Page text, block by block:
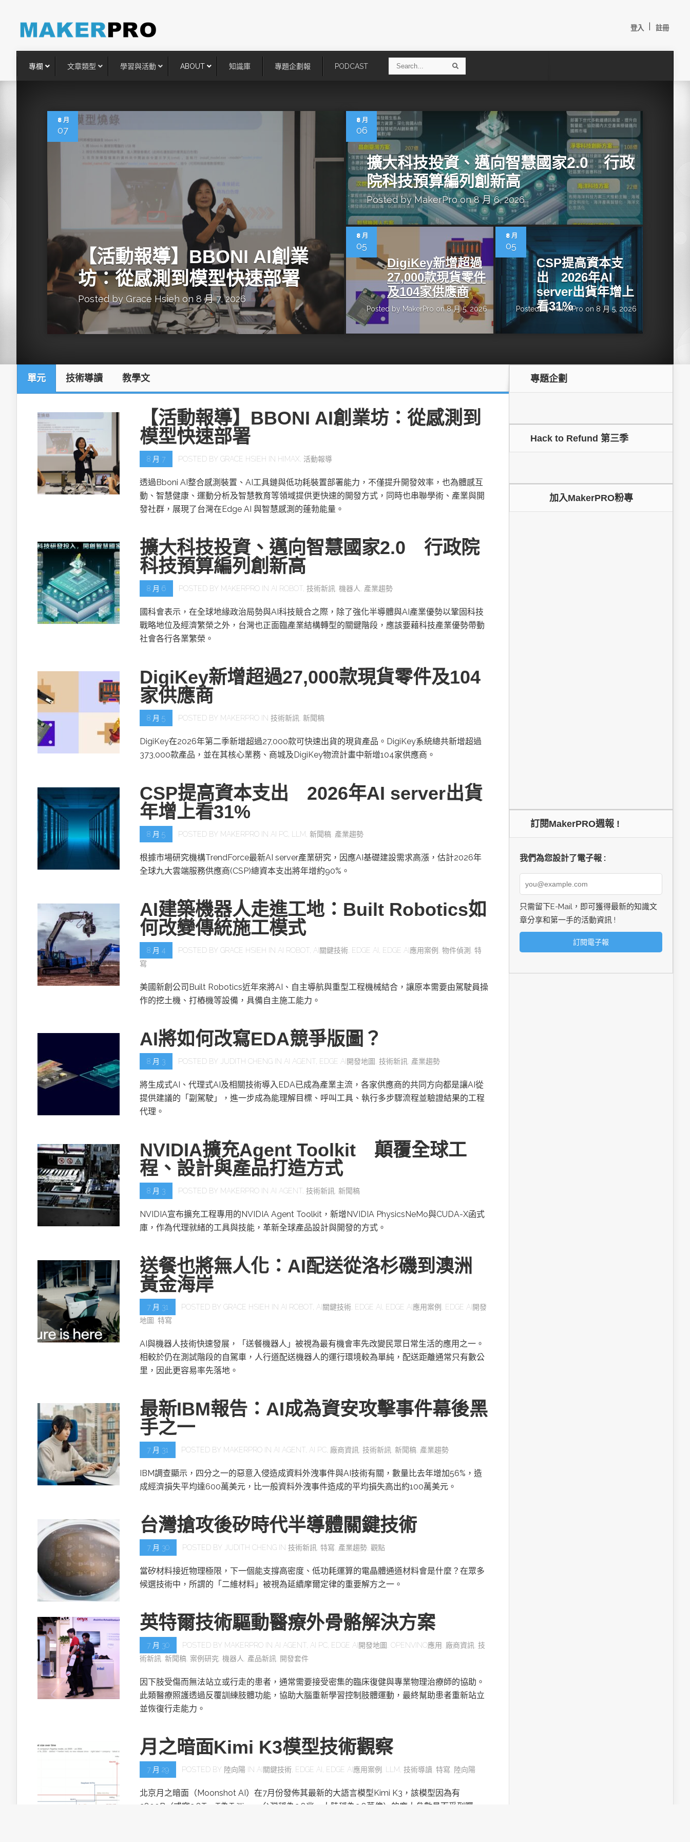
登入 註冊
專欄
英特爾技術驅動醫療外骨骼解決方案
【活動報導】Intel攜手生態系夥伴分享Edge AI機器
人應用部署實戰經驗
器人的關鍵
OpenVINO×ExecuTorch：解鎖英特爾架構AI PC模型
推論效能新境界
文章類型
台灣搶攻後矽時代半導體關鍵技
術
推探OpenAI Codex Micro專屬控
制器
元收購Synaptics布局邊緣智慧平
TensorFlow vs. PyTorch：AI框架
「公升級」Agentic AI方案比較：
Apple、NVIDIA、AMD
創客開發板AI加速晶片觀察
學習與活動 ABOUT 知識庫 專題企劃報 PODCAST
a
8 月
07
【活動報導】BBONI AI創業
坊：從感測到模型快速部署
Posted by Grace Hsieh on 8 月 7, 2026
8 月
06
擴大科技投資、邁向智慧國家2.0 行政
院科技預算編列創新高
Posted byMakerProon 8 月 6, 2026
8 月
05
DigiKey新增超過
27,000款現貨零件
及104家供應商
Posted by MakerPro on 8 月 5, 2026
8 月
05
CSP提高資本支
出 2026年AI
server出貨年增上
看31%
Posted byMakerPro on 8 月 5, 2026
單元 技術導讀 教學文
【活動報導】BBONI AI創業坊：從感測到
模型快速部署
8 月 7 POSTED BY GRACE HSIEH IN HIMAX 活動報導
透過Bboni AI整合感測裝置、AI工具鏈與低功耗裝置部署能力，不僅提升開發效率，也為體感互
動、智慧健康、運動分析及智慧教育等領域提供更快速的開發方式，同時也串聯學術、產業與開
發社群，展現了台灣在Edge AI 與智慧感測的蓬勃能量。
擴大科技投資、邁向智慧國家2.0 行政院
科技預算編列創新高
8 月 6 POSTED BY MAKERPRO IN AI ROBOT 技術新訊 機器人 產業趨勢
國科會表示，在全球地緣政治局勢與AI科技競合之際，除了強化半導體與AI產業優勢以鞏固科技
戰略地位及經濟繁榮之外，台灣也正面臨產業結構轉型的關鍵階段，應該要藉科技產業優勢帶動
社會各行各業繁榮。
DigiKey新增超過27,000款現貨零件及104
家供應商
8 月 5 POSTED BY MAKERPRO IN 技術新訊 新聞稿
DigiKey在2026年第二季新增超過27,000款可快速出貨的現貨產品。DigiKey系統總共新增超過
373,000款產品，並在其核心業務、商城及DigiKey物流計畫中新增104家供應商。
CSP提高資本支出 2026年AI server出貨
年增上看31%
8 月 5 POSTED BY MAKERPRO IN AI PC LLM 新聞稿 產業趨勢
根據市場研究機構TrendForce最新AI server產業研究，因應AI基礎建設需求高漲，估計2026年
全球九大雲端服務供應商(CSP)總資本支出將年增約90%。
AI建築機器人走進工地：Built Robotics如
何改變傳統施工模式
8 月 4 POSTED BY GRACE HSIEH IN AI ROBOT AI關鍵技術 EDGE AI EDGE AI應用案例 物件偵測
特
寫
美國新創公司Built Robotics近年來將AI、自主導航與重型工程機械結合，讓原本需要由駕駛員操
作的挖土機、打樁機等設備，具備自主施工能力。
AI將如何改寫EDA競爭版圖？
8 月 3 POSTED BY JUDITH CHENG IN AI AGENT EDGE AI開發地圖 技術新訊 產業趨勢
將生成式AI、代理式AI及相關技術導入EDA已成為產業主流，各家供應商的共同方向都是讓AI從
提供建議的「副駕駛」，進一步成為能理解目標、呼叫工具、執行多步驟流程並驗證結果的工程
代理。
NVIDIA擴充Agent Toolkit 顛覆全球工
程、設計與產品打造方式
8 月 3 POSTED BY MAKERPRO IN AI AGENT 技術新訊 新聞稿
NVIDIA宣布擴充工程專用的NVIDIA Agent Toolkit，新增NVIDIA PhysicsNeMo與CUDA-X函式
庫，作為代理就緒的工具與技能，革新全球產品設計與開發的方式。
送餐也將無人化：AI配送從洛杉磯到澳洲
黃金海岸
7 月 31 POSTED BY GRACE HSIEH IN AI ROBOT AI關鍵技術 EDGE AI EDGE AI應用案例 EDGE AI開發
地圖 特寫
AI與機器人技術快速發展，「送餐機器人」被視為最有機會率先改變民眾日常生活的應用之一。
相較於仍在測試階段的自駕車，人行道配送機器人的運行環境較為單純，配送距離通常只有數公
里，因此更容易率先落地。
最新IBM報告：AI成為資安攻擊事件幕後黑
手之一
7 月 31 POSTED BY MAKERPRO IN AI AGENT AI PC 廠商資訊 技術新訊 新聞稿 產業趨勢
IBM調查顯示，四分之一的惡意入侵造成資料外洩事件與AI技術有關，數量比去年增加56%，造
成經濟損失平均達600萬美元，比一般資料外洩事件造成的平均損失高出約100萬美元。
台灣搶攻後矽時代半導體關鍵技術
7 月 30 POSTED BY JUDITH CHENG IN 技術新訊 特寫 產業趨勢 觀點
當矽材料接近物理極限，下一個能支撐高密度、低功耗運算的電晶體通道材料會是什麼？在眾多
候選技術中，所謂的「二維材料」被視為延續摩爾定律的重要解方之一。
英特爾技術驅動醫療外骨骼解決方案
7 月 30 POSTED BY MAKERPRO IN AI AGENT AI PC EDGE AI開發地圖 OPENVINO應用 廠商資訊 技
術新訊 新聞稿 案例研究 機器人 產品新訊 開發套件
因下肢受傷而無法站立或行走的患者，通常需要接受密集的臨床復健與專業物理治療師的協助。
此類醫療照護透過反覆訓練肢體功能，協助大腦重新學習控制肢體運動，最終幫助患者重新站立
並恢復行走能力。
月之暗面Kimi K3模型技術觀察
7 月 29 POSTED BY 陸向陽 IN AI關鍵技術 EDGE AI EDGE AI應用案例 LLM 技術導讀 特寫 陸向陽
北京月之暗面（Moonshot AI）在7月份發佈其最新的大語言模型Kimi K3，該模型因為有
2800B（或寫2.8T，T為Trillion，台灣稱為2.8兆，大陸稱為2.8萬億）的龐大參數量而受到矚
專題企劃
Hack to Refund 第三季
加入MakerPRO粉專
訂閱MakerPRO週報 !
我們為您設計了電子報 :
只需留下E-Mail，即可獲得最新的知識文
章分享和第一手的活動資訊 !